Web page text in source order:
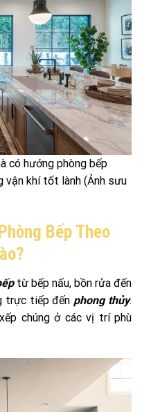
có hướng phòng bếp
vận khí tốt lành (Ảnh sưu
Bếp Theo
từ bếp nấu, bồn rửa đến
trực tiếp đến phong thủy.
chúng ở các vị trí phù